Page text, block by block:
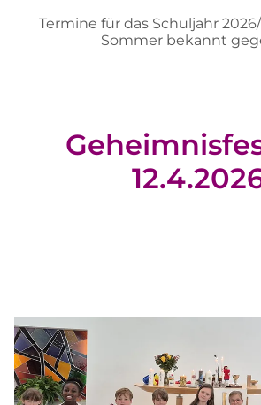
Termine für das Schuljahr
Sommer bekannt